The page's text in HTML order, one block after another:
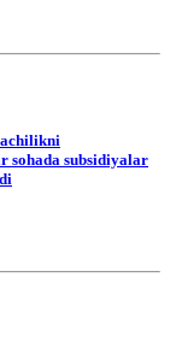
sohada subsidiyalar